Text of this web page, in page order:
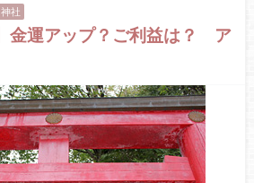
社
金運アップ？ご利益は？ ア